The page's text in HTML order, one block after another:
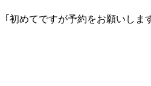
｢初めてですが予約をお願いしま